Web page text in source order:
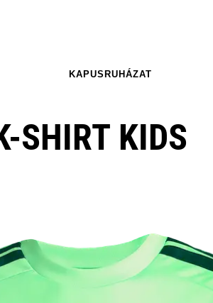
KAPUSRUHÁZAT
SHIRT KIDS